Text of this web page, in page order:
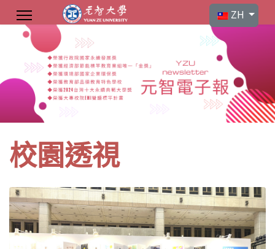
選擇你的語言
ZH
校園透視